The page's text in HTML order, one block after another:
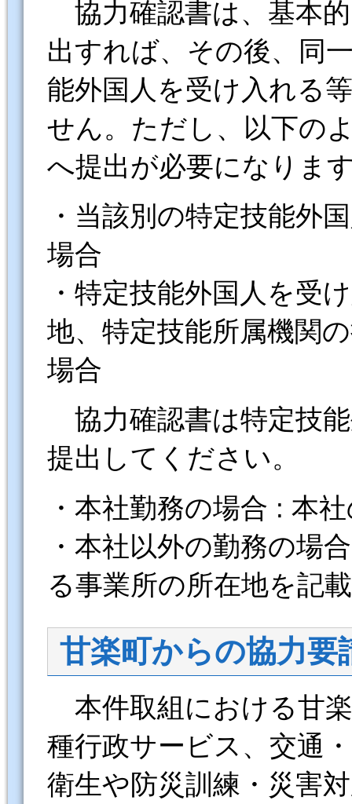
協力確認書は、基本
出すれば、その後、同
能外国人を受け入れる
せん。ただし、以下の
へ提出が必要になりま
・当該別の特定技能外
場合
・特定技能外国人を受
地、特定技能所属機関
場合
協力確認書は特定技
提出してください。
・本社勤務の場合 : 本
・本社以外の勤務の場
る事業所の所在地を記載
甘楽町からの協力要
本件取組における甘
種行政サービス、交通
衛生や防災訓練・災害